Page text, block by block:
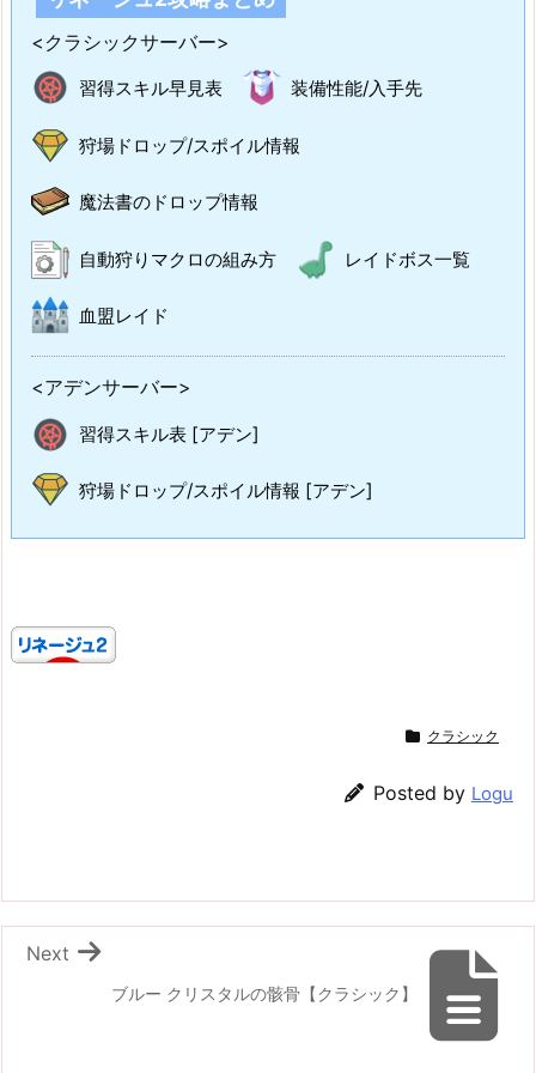
<クラシックサーバー>
習得スキル早見表 装備性能/入手先
狩場ドロップ/スポイル情報
魔法書のドロップ情報
自動狩りマクロの組み方 レイドボス一覧
血盟レイド
<アデンサーバー>
習得スキル表 [アデン]
狩場ドロップ/スポイル情報 [アデン]
クラシック
Posted by Logu
ブルー クリスタルの骸骨【クラシック】
Next